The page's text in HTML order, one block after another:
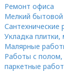
Ремонт офиса
Мелкий
Сантехнические
Укладка плитки,
Малярные
Работы с полом,
паркетные